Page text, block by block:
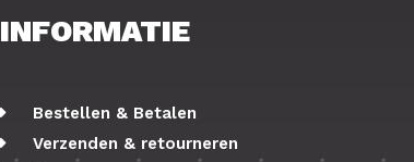
INFORMATIE
Bestellen & Betalen
Verzenden & retourneren